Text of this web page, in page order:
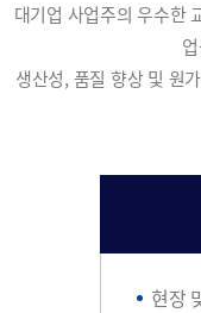
대기업 사업주의 우수한
생산성, 품질 향상 및 원
현장